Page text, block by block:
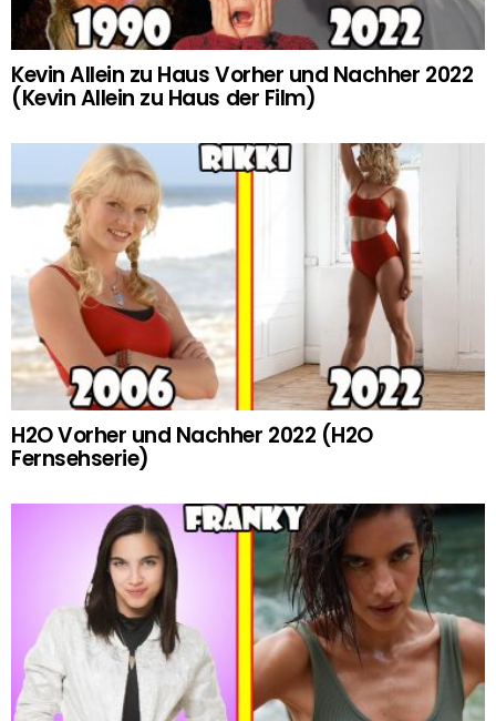
Kevin Allein zu Haus Vorher und Nachher 2022
(Kevin Allein zu Haus der Film)
H2O Vorher und Nachher 2022 (H2O
Fernsehserie)